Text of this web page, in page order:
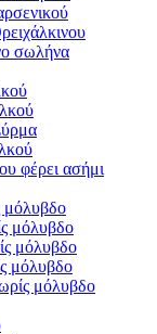
σωλήνα
φέρει ασήμι
μόλυβδο
μόλυβδο
μόλυβδο
μόλυβδο
μόλυβδο